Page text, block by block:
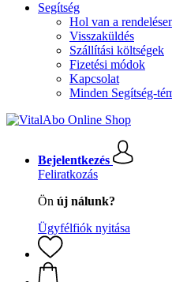
Segítség
Hol van a
Visszaküldés
Szállítási költségek
Fizetési módok
Kapcsolat
Minden Segítség-
Bejelentkezés
Feliratkozás
Ön új nálunk?
Ügyfélfiók nyitása